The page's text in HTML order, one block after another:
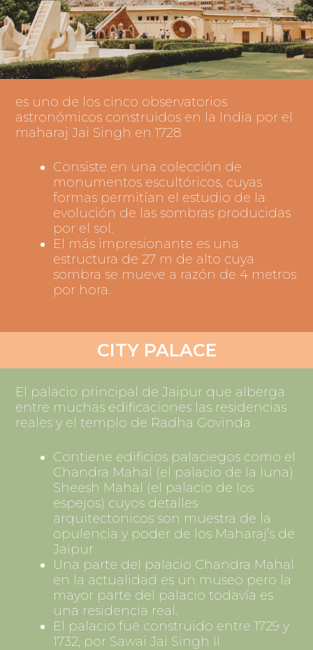
es uno de los cinco observatorios
astronómicos construidos en la India por el
maharaj Jai Singh en 1728
Consiste en una colección de
monumentos escultóricos, cuyas
formas permitían el estudio de la
evolución de las sombras producidas
por el sol.
El más impresionante es una
estructura de 27 m de alto cuya
sombra se mueve a razón de 4 metros
por hora.
CITY PALACE
El palacio principal de Jaipur que alberga
entre muchas edificaciones las residencias
reales y el templo de Radha Govinda
Contiene edificios palaciegos como el
Chandra Mahal (el palacio de la luna)
Sheesh Mahal (el palacio de los
espejos) cuyos detalles
arquitectonicos son muestra de la
opulencia y poder de los Maharaj’s de
Jaipur
Una parte del palacio Chandra Mahal
en la actualidad es un museo pero la
mayor parte del palacio todavía es
una residencia real.
El palacio fue construido entre 1729 y
1732, por Sawai Jai Singh II